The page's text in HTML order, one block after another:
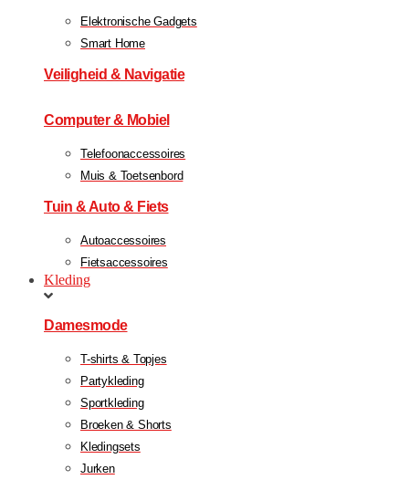
Elektronische Gadgets
Smart Home
Veiligheid & Navigatie
Computer & Mobiel
Telefoonaccessoires
Muis & Toetsenbord
Tuin & Auto & Fiets
Autoaccessoires
Fietsaccessoires
Kleding
Damesmode
T-shirts & Topjes
Partykleding
Sportkleding
Broeken & Shorts
Kledingsets
Jurken